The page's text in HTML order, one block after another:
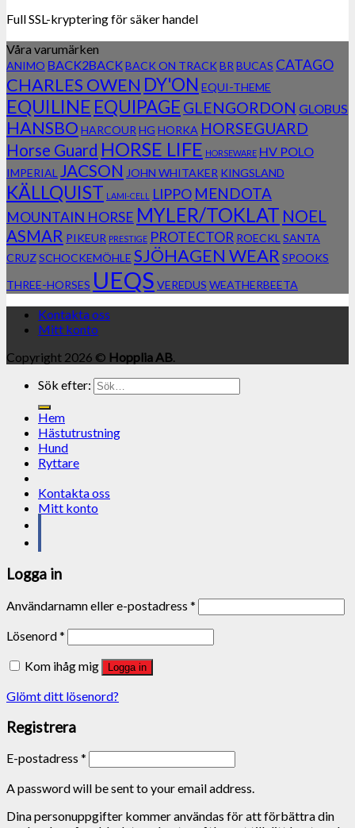
Full SSL-kryptering för säker handel
Våra varumärken
ANIMO BACK2BACKBACK ON TRACK BR BUCAS CATAGO
CHARLES OWEN DY'ON EQUI-THEME
EQUILINE EQUIPAGE GLENGORDON GLOBUS
HANSBO HARCOUR HG HORKA HORSEGUARD
Horse Guard HORSE LIFE HORSEWARE HV POLO
IMPERIAL JACSON JOHN WHITAKER KINGSLAND
KÄLLQUIST LAMI-CELL LIPPO MENDOTA
MOUNTAIN HORSE MYLER/TOKLAT NOEL
ASMAR PIKEUR PRESTIGE PROTECTOR ROECKL SANTA
CRUZSCHOCKEMÖHLE SJÖHAGEN WEAR SPOOKS
THREE-HORSES UEQS VEREDUS WEATHERBEETA
Kontakta oss
Mitt konto
Copyright 2026 © Hopplia AB.
Sök efter:
Hem
Hästutrustning
Hund
Ryttare
Kontakta oss
Mitt konto
Logga in
Användarnamn eller e-postadress *
Lösenord*
Kom ihåg mig
Logga in
Glömt ditt lösenord?
Registrera
E-postadress *
A password will be sent to your email address.
Dina personuppgifter kommer användas för att förbättra din